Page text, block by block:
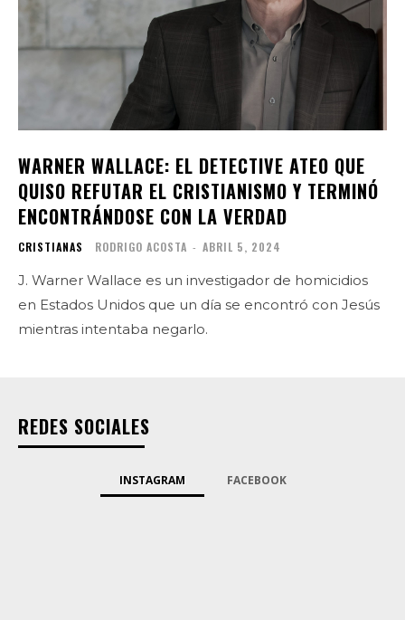
WARNER WALLACE: EL DETECTIVE ATEO QUE
QUISO REFUTAR EL CRISTIANISMO Y TERMINÓ
ENCONTRÁNDOSE CON LA VERDAD
CRISTIANAS RODRIGO ACOSTA - ABRIL 5, 2024
J. Warner Wallace es un investigador de homicidios
en Estados Unidos que un día se encontró con Jesús
mientras intentaba negarlo.
REDES SOCIALES
INSTAGRAM FACEBOOK